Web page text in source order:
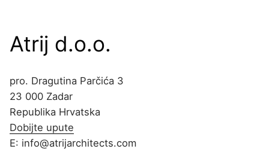
Atrij d.o.o.
pro. Dragutina Parčića 3
23 000 Zadar
Republika Hrvatska
Dobijte upute
E: info@atrijarchitects.com